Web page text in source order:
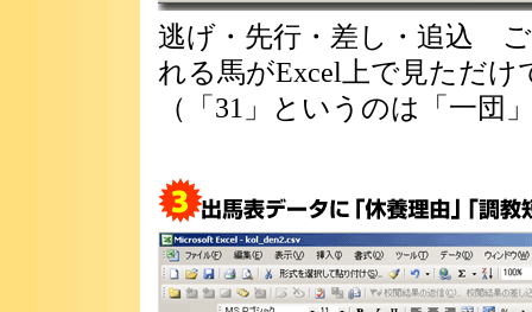
逃げ・先行・差し・追込
れる馬がExcel上で見ただけ
（「31」というのは「一団